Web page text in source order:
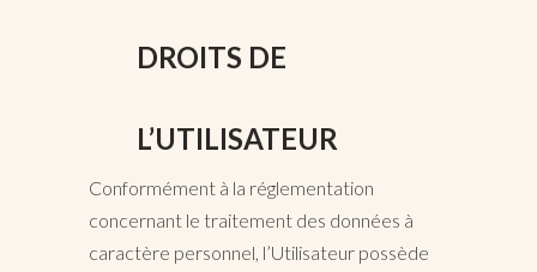
DROITS DE
L’UTILISATEUR
Conformément à la réglementation
concernant le traitement des données à
caractère personnel, l’Utilisateur possède